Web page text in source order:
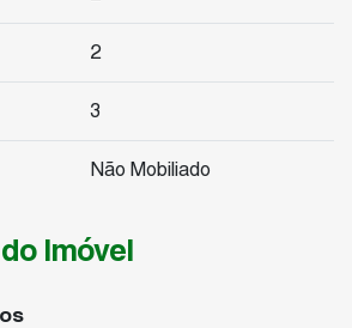
2
3
Não Mobiliado
Imóvel